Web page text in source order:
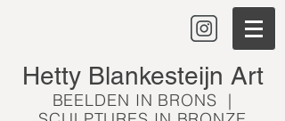
Hetty Blankesteijn Art
BEELDEN IN BRONS |